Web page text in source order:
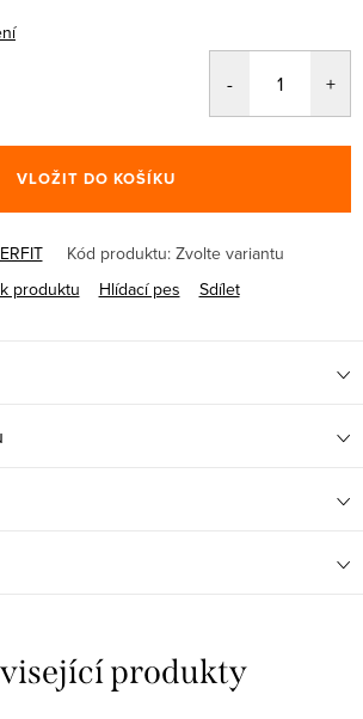
VLOŽIT DO KOŠÍKU
Kód produktu: Zvolte variantu
produktu
Hlídací pes Sdílet
produkty